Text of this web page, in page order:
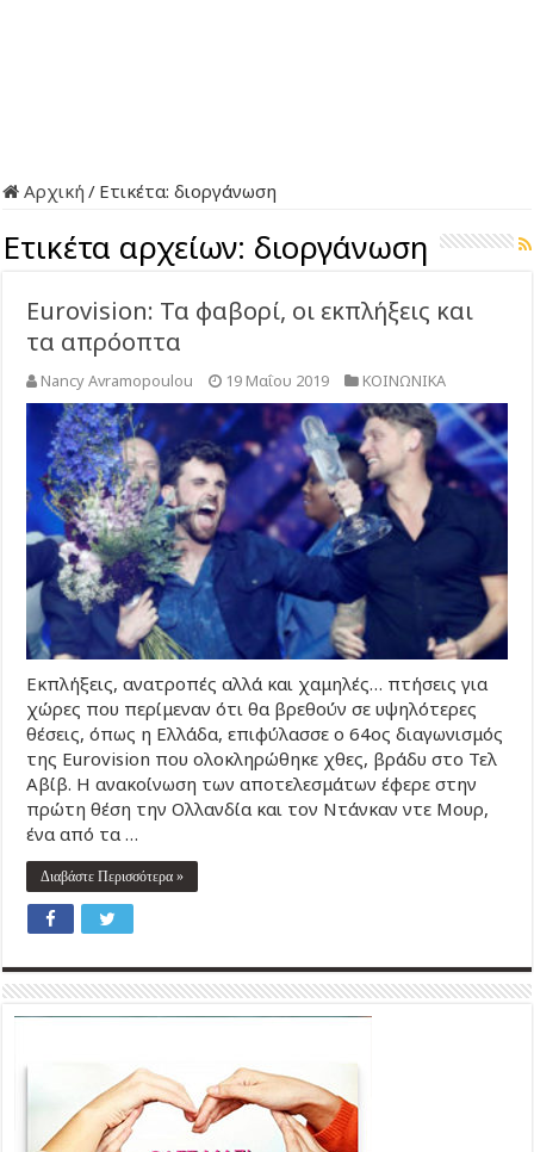
Αρχική / Ετικέτα:διοργάνωση
Ετικέτα αρχείων: διοργάνωση
Eurovision: Τα φαβορί, οι εκπλήξεις και
τα απρόοπτα
Nancy Avramopoulou 19 Μαΐου 2019 ΚΟΙΝΩΝΙΚΑ
Εκπλήξεις, ανατροπές αλλά και χαμηλές… πτήσεις για
χώρες που περίμεναν ότι θα βρεθούν σε υψηλότερες
θέσεις, όπως η Ελλάδα, επιφύλασσε ο 64ος διαγωνισμός
της Eurovision που ολοκληρώθηκε χθες, βράδυ στο Τελ
Αβίβ. Η ανακοίνωση των αποτελεσμάτων έφερε στην
πρώτη θέση την Ολλανδία και τον Ντάνκαν ντε Μουρ,
ένα από τα …
Διαβάστε Περισσότερα »